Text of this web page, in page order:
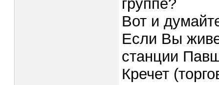
группе?
Вот и
Если Вы
станции
Кречет